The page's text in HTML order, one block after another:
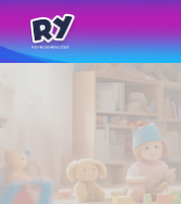
Skip
to
content